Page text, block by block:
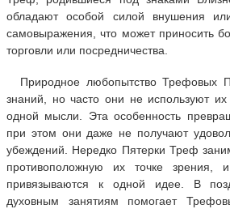
обладают особой силой внушения
самовыражения, что может приносить
торговли или посредничества.
Природное любопытство Трефовых
знаний, но часто они не используют
одной мысли. Эта особенность
при этом они даже не получают
убеждений. Нередко Пятерки Треф
противоположную их точке зрения,
привязываются к одной идее. В
духовным занятиям помогает